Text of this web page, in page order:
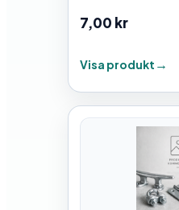
7,00 kr
Visa produkt